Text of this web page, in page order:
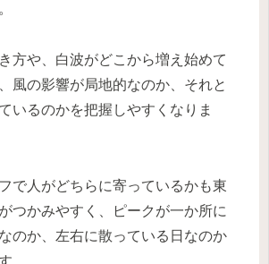
方や、白波がどこから増え始めて
風の影響が局地的なのか、それと
いるのかを把握しやすくなりま
で人がどちらに寄っているかも東
つかみやすく、ピークが一か所に
のか、左右に散っている日なのか
。